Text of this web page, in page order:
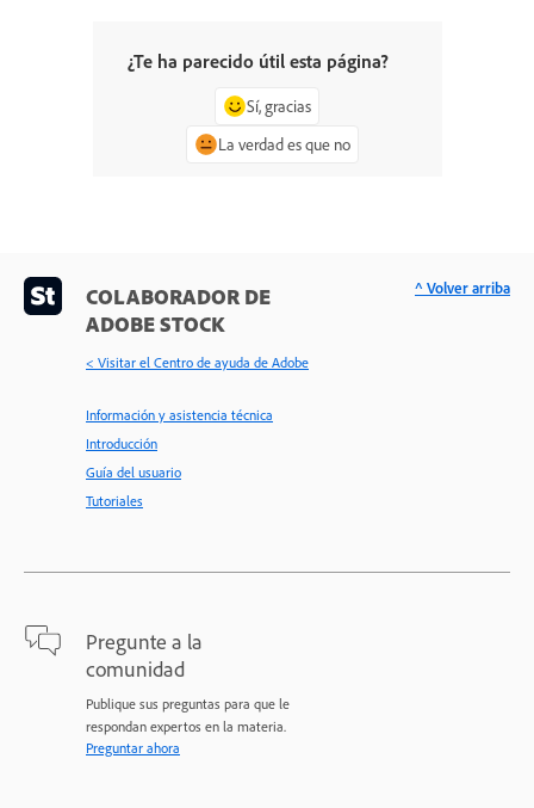
¿Te ha parecido útil esta página?
Sí, gracias
La verdad es que no
COLABORADOR DE
ADOBE STOCK
< Visitar el Centro de ayuda de Adobe
Información y asistencia técnica
Introducción
Guía del usuario
Tutoriales
Pregunte a la
comunidad
Publique sus preguntas para que le
respondan expertos en la materia.
Preguntar ahora
^ Volver arriba